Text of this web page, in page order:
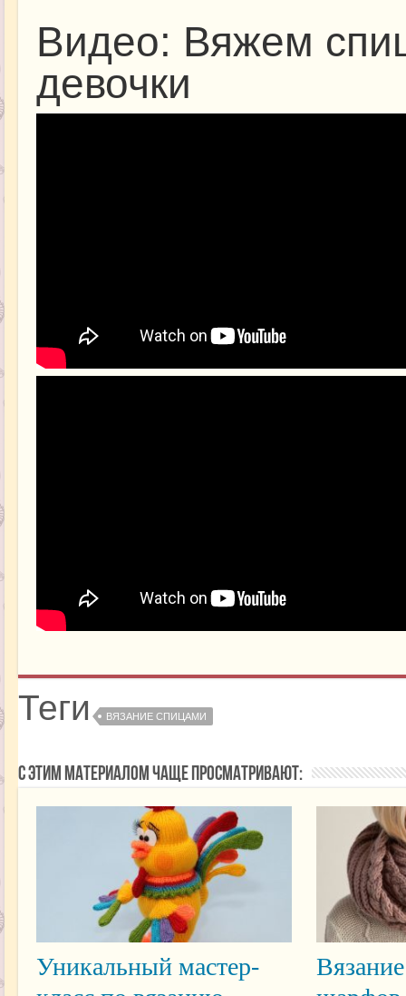
Видео: Вяжем
девочки
Теги ВЯЗАНИЕ СПИЦАМИ
С этим материалом чаще просматривают:
Уникальный мастер-